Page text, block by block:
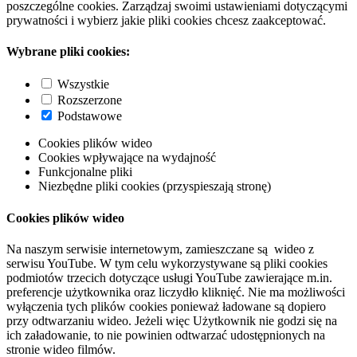
poszczególne cookies. Zarządzaj swoimi ustawieniami dotyczącymi
prywatności i wybierz jakie pliki cookies chcesz zaakceptować.
Wybrane pliki cookies:
Wszystkie
Rozszerzone
Podstawowe
Cookies plików wideo
Cookies wpływające na wydajność
Funkcjonalne pliki
Niezbędne pliki cookies (przyspieszają stronę)
Cookies plików wideo
Na naszym serwisie internetowym, zamieszczane są wideo z
serwisu YouTube. W tym celu wykorzystywane są pliki cookies
podmiotów trzecich dotyczące usługi YouTube zawierające m.in.
preferencje użytkownika oraz liczydło kliknięć. Nie ma możliwości
wyłączenia tych plików cookies ponieważ ładowane są dopiero
przy odtwarzaniu wideo. Jeżeli więc Użytkownik nie godzi się na
ich załadowanie, to nie powinien odtwarzać udostępnionych na
stronie wideo filmów.